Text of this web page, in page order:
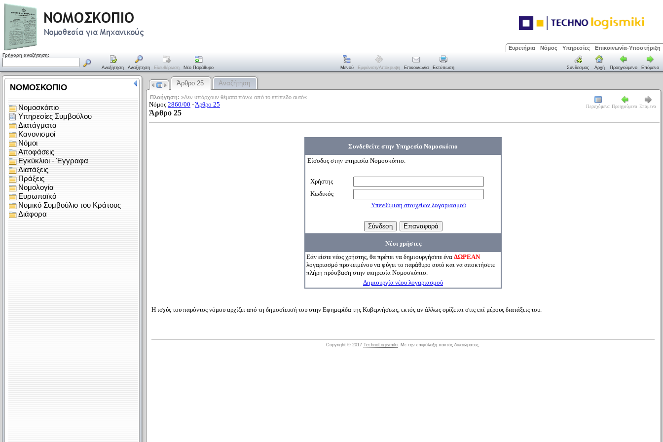
Ευρετήρια Νόμος Υπηρεσίες Επικοινωνία-Υποστήριξη
Γρήγορη αναζήτηση:
Αναζήτηση Αναζήτηση Ελευθέρωση Νέο Παράθυρο Μενού Εμφάνιση/απόκρυψη Επικοινωνία Εκτύπωση Σύνδεσμος Αρχή Προηγούμενο Επόμενο
Άρθρο 25 Αναζήτηση